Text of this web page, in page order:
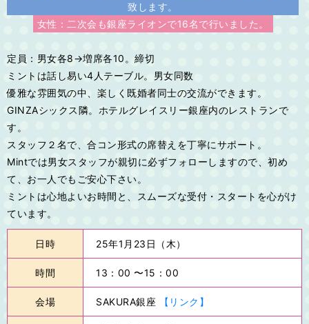
致します。
女性：二次会も銀座ライオンで16名で行いました。
定員：男女各8→増席各10。締切
ミントは話し易い4人テーブル。男女同数
優雅な雰囲気の中、楽しく既婚者同士の交流ができます。
GINZAシックス隣。ホテルグレイスリー銀座内のレストランで
す。
スタッフ２名で、合コン形式の席替えを丁寧にサポート。
Mintでは男女スタッフが親切に必ずフォローしますので、初め
て、お一人でもご安心下さい。
ミントは心地よいお時間と、スムーズな受付・スタートを心がけ
ています。
日時 25年1月23日（木）
時間 13：00 〜15：00
会場 SAKURA銀座 【リンク】